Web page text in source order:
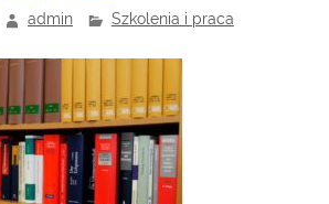
admin Szkolenia i praca